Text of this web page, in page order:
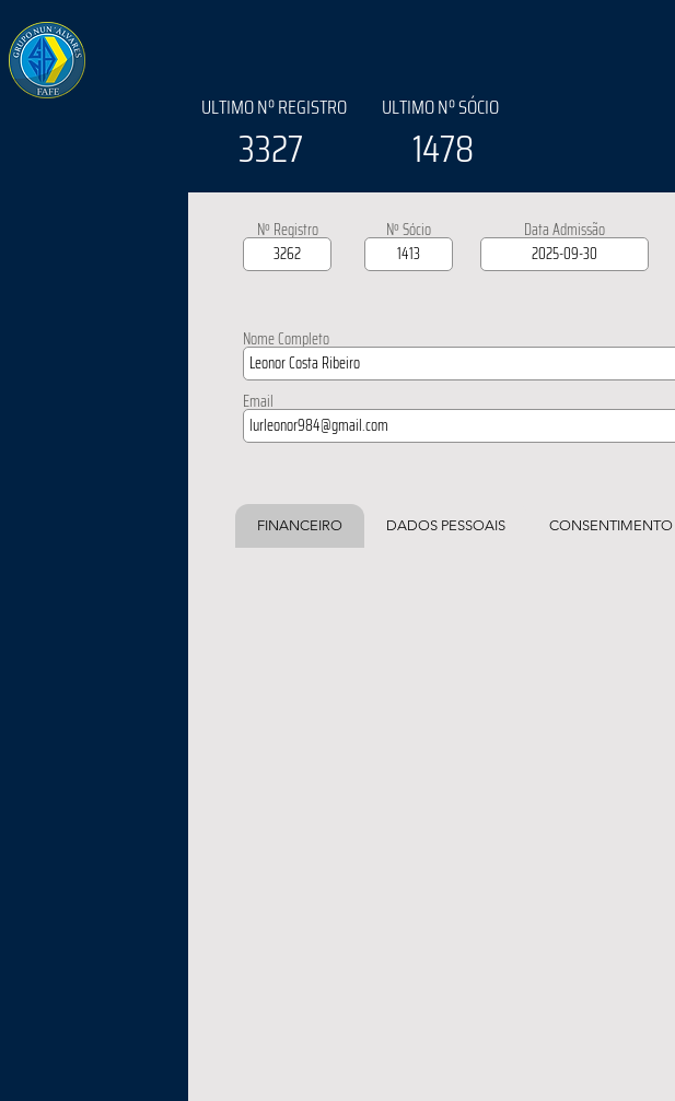
ULTIMO Nº REGISTRO
3327
ULTIMO Nº SÓCIO
1478
Nº Registro Nº Sócio Data Admissão
Nome Completo
Email
FINANCEIRO DADOS PESSOAIS CONSENTIMENTO